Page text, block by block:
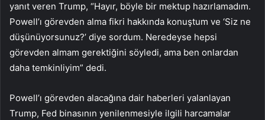
yanıt veren Trump, “Hayır, böyle bir mektup hazırlamadım.
Powell’ı görevden alma fikri hakkında konuştum ve ‘Siz ne
düşünüyorsunuz?’ diye sordum. Neredeyse hepsi
görevden almam gerektiğini söyledi, ama ben onlardan
daha temkinliyim” dedi.
Powell’ı görevden alacağına dair haberleri yalanlayan
Trump, Fed binasının yenilenmesiyle ilgili harcamalar